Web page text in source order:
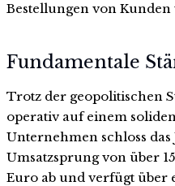
Bestellungen von Kunden
Fundamentale
Trotz der geopolitischen
operativ auf einem
Unternehmen schloss
Umsatzsprung von über
Euro ab und verfügt über